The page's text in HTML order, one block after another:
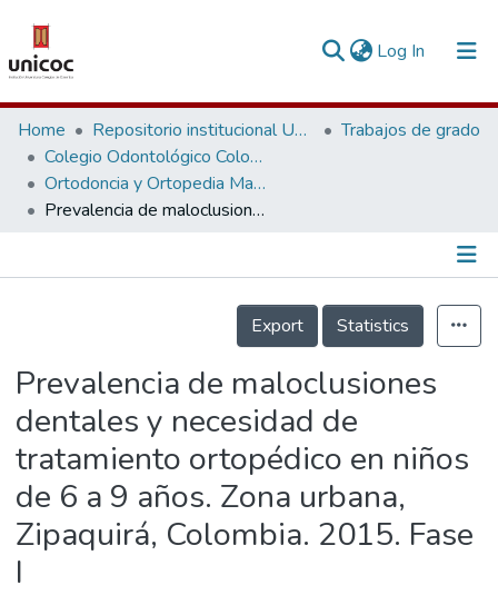
Log In (current)
Communities & Collections
Research Outputs
Fundings & Projects
Home Repositorio institucional Unicoc, RI-unicoc
Trabajos de grado
Colegio Odontológico Colombiano
Ortodoncia y Ortopedia Maxilar
Prevalencia de maloclusiones dentales y necesidad de tratamiento ortopédico en niños de 6 a 9 años. Zona urbana, Zipaquirá, Colombia. 2015. Fase I
Información de la Publicación
Export
Statistics
Prevalencia de maloclusiones
dentales y necesidad de
tratamiento ortopédico en niños
de 6 a 9 años. Zona urbana,
Zipaquirá, Colombia. 2015. Fase
I